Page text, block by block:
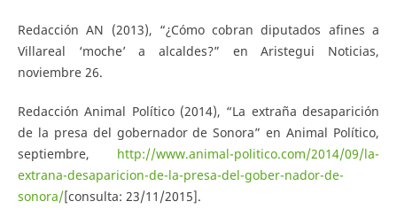
Redacción AN (2013), “¿Cómo cobran diputados afines a
Villareal ‘moche’ a alcaldes?” en Aristegui Noticias,
noviembre 26.
Redacción Animal Político (2014), “La extraña desaparición
de la presa del gobernador de Sonora” en Animal Político,
septiembre, http://www.animal-politico.com/2014/09/la-
extrana-desaparicion-de-la-presa-del-gober-nador-de-
sonora/[consulta: 23/11/2015].